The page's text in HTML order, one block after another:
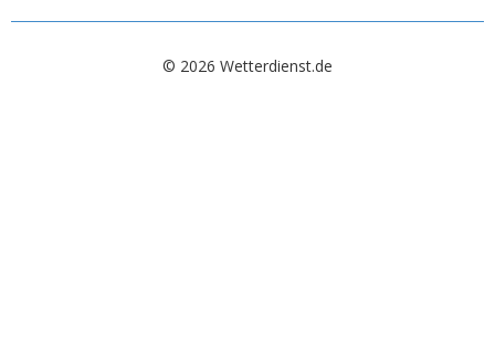
© 2026 Wetterdienst.de